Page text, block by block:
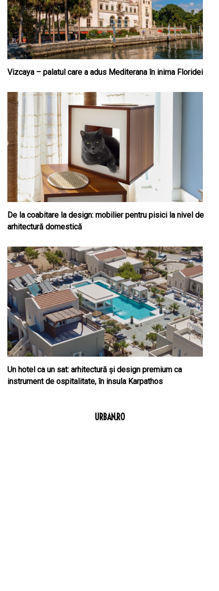
Vizcaya – palatul care a adus Mediterana în inima Floridei
De la coabitare la design: mobilier pentru pisici la nivel de
arhitectură domestică
Un hotel ca un sat: arhitectură și design premium ca
instrument de ospitalitate, în insula Karpathos
URBAN.RO